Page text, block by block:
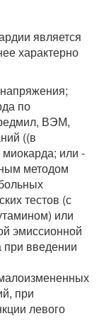
является
характерно
по
ВЭМ,
((в
или -
методом
тестов (с
или
эмиссионной
введении
при
левого